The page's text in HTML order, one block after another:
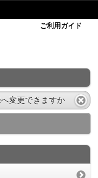
ご利用ガイド